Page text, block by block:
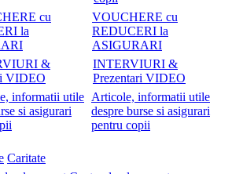
VOUCHERE cu
REDUCERI la
ASIGURARI
INTERVIURI &
Prezentari VIDEO
Articole, informatii utile
despre burse si asigurari
pentru copii
Caritate